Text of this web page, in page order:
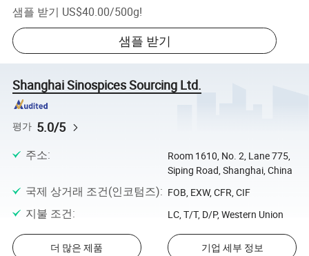
샘플 받기 US$40.00/500g!
샘플 받기
Shanghai Sinospices Sourcing Ltd.
평가 5.0/5
주소:
Room 1610, No. 2, Lane 775,
Siping Road, Shanghai, China
국제 상거래 조건(인코텀즈): FOB, EXW, CFR, CIF
지불 조건: LC, T/T, D/P, Western Union
더 많은 제품 기업 세부 정보